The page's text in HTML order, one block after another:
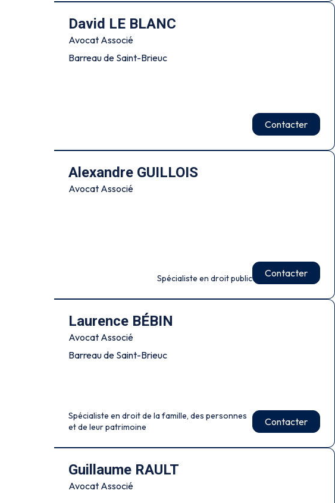
David LE BLANC
Avocat Associé
Barreau de Saint-Brieuc
Contacter
Alexandre GUILLOIS
Avocat Associé
Spécialiste en droit public Contacter
Laurence BÉBIN
Avocat Associé
Barreau de Saint-Brieuc
Spécialiste en droit de la famille, des personnes
et de leur patrimoine
Contacter
Guillaume RAULT
Avocat Associé